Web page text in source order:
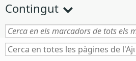
Contingut